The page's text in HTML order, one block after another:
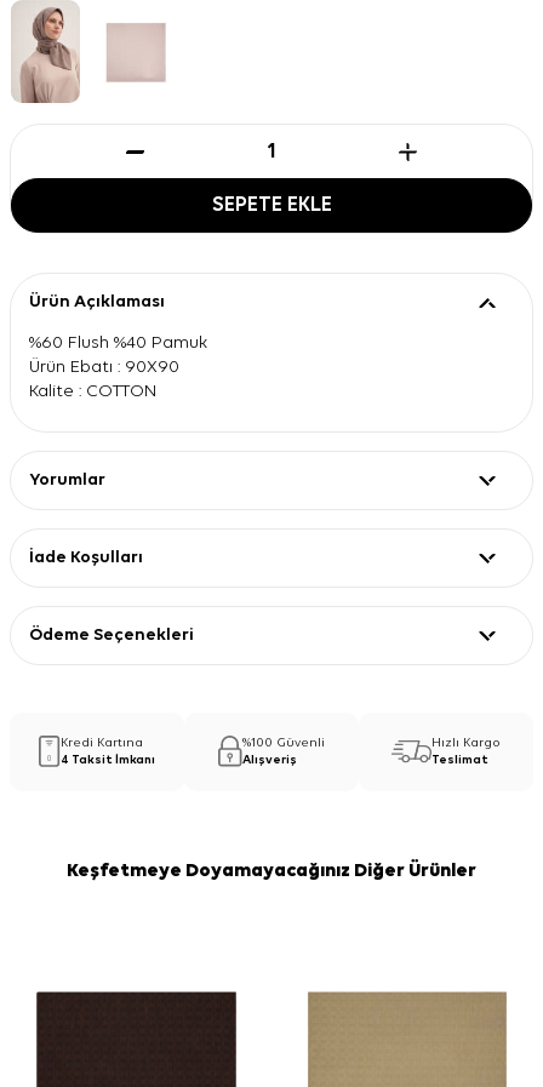
SEPETE EKLE
Ürün Açıklaması
%60 Flush %40 Pamuk
Ürün Ebatı : 90X90
Kalite : COTTON
Yorumlar
İade Koşulları
Ödeme Seçenekleri
Kredi Kartına
4 Taksit İmkanı
%100 Güvenli
Alışveriş
Hızlı Kargo
Teslimat
Keşfetmeye Doyamayacağınız Diğer Ürünler